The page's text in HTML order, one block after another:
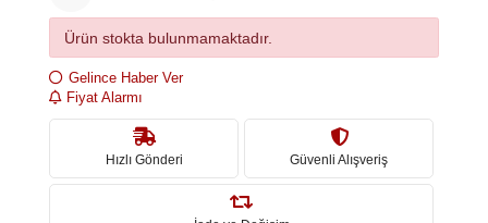
Ürün stokta bulunmamaktadır.
Gelince Haber Ver
Fiyat Alarmı
Hızlı Gönderi Güvenli Alışveriş